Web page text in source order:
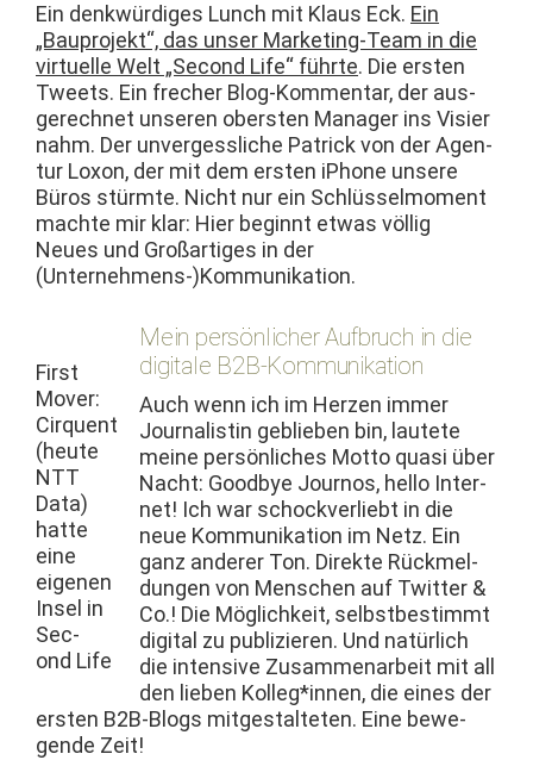
Ein denkwürdi­ges Lunch mit Klaus Eck. Ein
„Baupro­jekt“, das unser Mar­ket­ing-Team in die
virtuelle Welt „Sec­ond Life“ führte. Die ersten
Tweets. Ein frech­er Blog-Kom­men­tar, der aus­
gerech­net unseren ober­sten Man­ag­er ins Visi­er
nahm. Der unvergessliche Patrick von der Agen­
tur Lox­on, der mit dem ersten iPhone unsere
Büros stürmte. Nicht nur ein Schlüs­sel­mo­ment
machte mir klar: Hier begin­nt etwas völ­lig
Neues und Großar­tiges in der
(Unternehmens-)Kommunikation.
First
Mover:
Cirquent
(heute
NTT
Data)
hat­te
eine
eige­nen
Insel in
Sec­
ond Life
Mein persönlicher Aufbruch in die
digitale B2B-Kommunikation
Auch wenn ich im Herzen immer
Jour­nal­istin geblieben bin, lautete
meine per­sön­lich­es Mot­to qua­si über
Nacht: Good­bye Journos, hel­lo Inter­
net! Ich war schock­ver­liebt in die
neue Kom­mu­nika­tion im Netz. Ein
ganz ander­er Ton. Direk­te Rück­mel­
dun­gen von Men­schen auf Twit­ter &
Co.! Die Möglichkeit, selb­st­bes­timmt
dig­i­tal zu pub­lizieren. Und natür­lich
die inten­sive Zusam­me­nar­beit mit all
den lieben Kolleg*innen, die eines der
ersten B2B-Blogs mit­gestal­teten. Eine bewe­
gende Zeit!